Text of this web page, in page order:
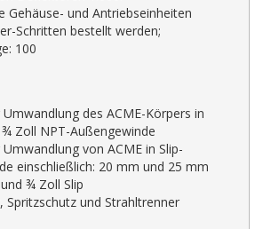
Gehäuse- und Antriebseinheiten
Schritten bestellt werden;
100
des ACME-Körpers in
Zoll NPT-Außengewinde
von ACME in Slip-
einschließlich: 20 mm und 25 mm
¾ Zoll Slip
Spritzschutz und Strahltrenner